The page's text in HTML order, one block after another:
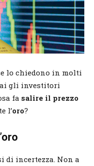
lo chiedono in molti
gli investitori
fa salire il prezzo
l’oro?
di incertezza. Non a